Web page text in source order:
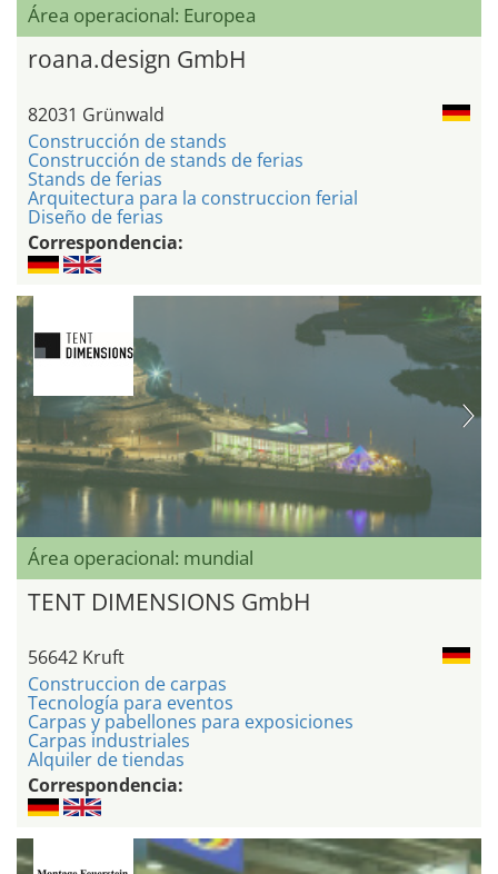
Área operacional: Europea
roana.design GmbH
82031 Grünwald
Construcción de stands
Construcción de stands de ferias
Stands de ferias
Arquitectura para la construccion ferial
Diseño de ferias
Correspondencia:
Área operacional: mundial
TENT DIMENSIONS GmbH
56642 Kruft
Construccion de carpas
Tecnología para eventos
Carpas y pabellones para exposiciones
Carpas industriales
Alquiler de tiendas
Correspondencia: